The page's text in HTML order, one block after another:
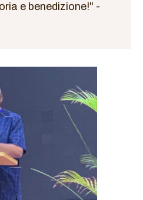
e benedizione!" -